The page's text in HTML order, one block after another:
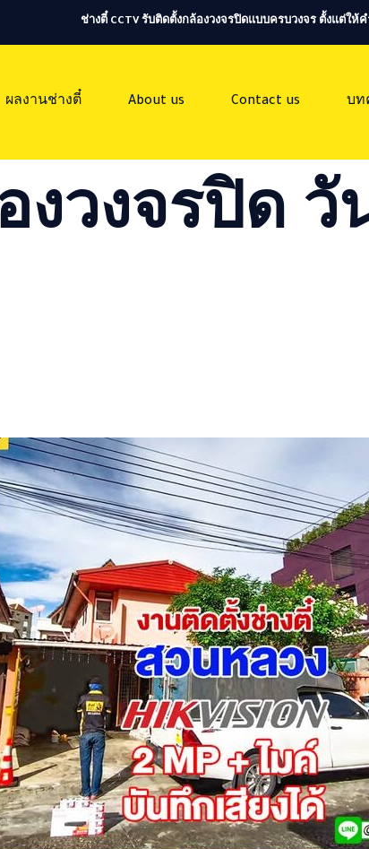
ช่างตี๋ CCTV รับติดตั้งกล้องวงจรปิดแบบครบวงจร ตั้งแต่
ผลงานช่างตี๋ About us Contact us บท
งวงจรปิด วั